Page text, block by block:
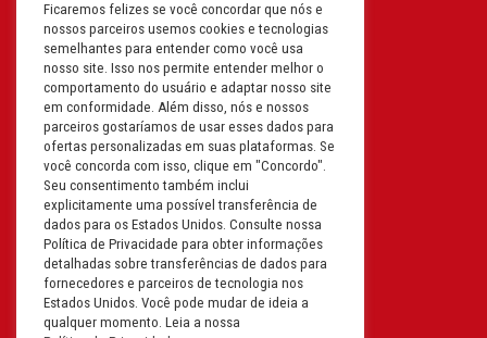
Filial: Av. Odila Chaves Rodrigues,
1277
Parque industrial RM - Condomínio
Therapark - Jundiaí - São Paulo
CEP: 13.213-087 | CNPJ:
61.193.496/0018-08
I.E: 407.642.800.114
Filial: Rua em Projeto G, 728 – Letra A
B C D
Tabuleiro do Martins – Maceió -
Alagoas
CEP. 57081-036 | CNPJ:
Ficaremos felizes se você concordar que nós e
nossos parceiros usemos cookies e tecnologias
semelhantes para entender como você usa
nosso site. Isso nos permite entender melhor o
comportamento do usuário e adaptar nosso site
em conformidade. Além disso, nós e nossos
parceiros gostaríamos de usar esses dados para
ofertas personalizadas em suas plataformas. Se
você concorda com isso, clique em "Concordo".
Seu consentimento também inclui
explicitamente uma possível transferência de
dados para os Estados Unidos. Consulte nossa
Política de Privacidade para obter informações
detalhadas sobre transferências de dados para
fornecedores e parceiros de tecnologia nos
Estados Unidos. Você pode mudar de ideia a
qualquer momento. Leia a nossa